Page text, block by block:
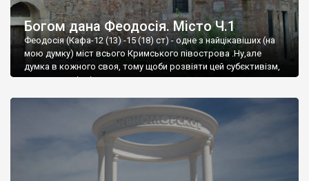
Богом дана Феодосія. Місто Ч.1
Феодосія (Кафа-12 (13) -15 (18) ст) - одне з найцікавіших (на
мою думку) міст всього Кримського півострова .Ну,але
думка в кожного своя, тому щоби розвіяти цей субєктивізм,
запрошую відвідати це